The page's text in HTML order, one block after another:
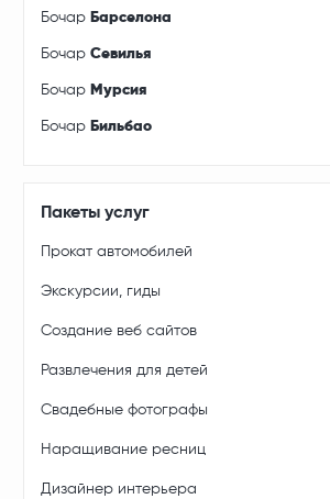
Бочар Барселона
БочарСевилья
Бочар Мурсия
Бочар Бильбао
Пакеты услуг
Прокат автомобилей
Экскурсии, гиды
Создание веб сайтов
Развлечения для детей
Свадебные фотографы
Наращивание ресниц
Дизайнер интерьера